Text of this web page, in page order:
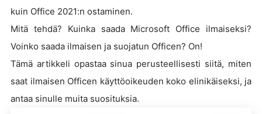
kuin Office 2021:n ostaminen.
Mitä tehdä? Kuinka saada Microsoft Office ilmaiseksi?
Voinko saada ilmaisen ja suojatun Officen? On!
Tämä artikkeli opastaa sinua perusteellisesti siitä, miten
saat ilmaisen Officen käyttöoikeuden koko elinikäiseksi, ja
antaa sinulle muita suosituksia.